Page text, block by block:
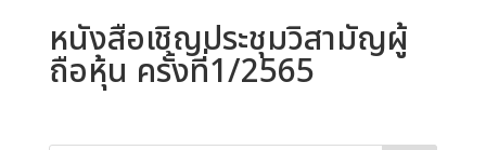
หนังสือเชิญประชุมวิสามัญผู้
ถือหุ้น ครั้งที่1/2565